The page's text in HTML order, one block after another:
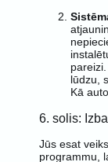
lūdzu,
Kā
6. solis:
Jūs esat
programmu,